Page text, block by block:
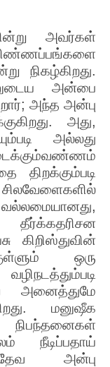
அவர்கள்
நிகழ்கிறது.
அன்பை
அந்த அன்பு
அது,
அல்லது
திறக்கும்படி
தீர்க்கதரிசன
கிறிஸ்துவின்
ஒரு
அனைத்துமே
மனுஷீக
நீடிப்பதாய்
அன்பு